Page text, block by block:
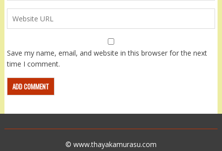
Save my name, email, and website in this browser for the next
time I comment.
© www.thayakamurasu.com